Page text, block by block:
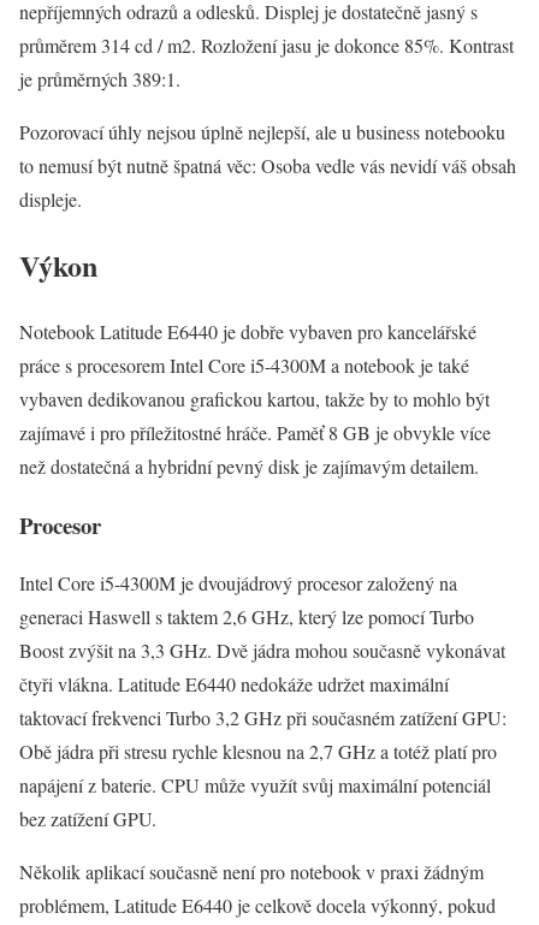
nepříjemných odrazů a odlesků. Displej je dostatečně jasný s
průměrem 314 cd / m2. Rozložení jasu je dokonce 85%. Kontrast
je průměrných 389:1.
Pozorovací úhly nejsou úplně nejlepší, ale u business notebooku
to nemusí být nutně špatná věc: Osoba vedle vás nevidí váš obsah
displeje.
Výkon
Notebook Latitude E6440 je dobře vybaven pro kancelářské
práce s procesorem Intel Core i5-4300M a notebook je také
vybaven dedikovanou grafickou kartou, takže by to mohlo být
zajímavé i pro příležitostné hráče. Paměť 8 GB je obvykle více
než dostatečná a hybridní pevný disk je zajímavým detailem.
Procesor
Intel Core i5-4300M je dvoujádrový procesor založený na
generaci Haswell s taktem 2,6 GHz, který lze pomocí Turbo
Boost zvýšit na 3,3 GHz. Dvě jádra mohou současně vykonávat
čtyři vlákna. Latitude E6440 nedokáže udržet maximální
taktovací frekvenci Turbo 3,2 GHz při současném zatížení GPU:
Obě jádra při stresu rychle klesnou na 2,7 GHz a totéž platí pro
napájení z baterie. CPU může využít svůj maximální potenciál
bez zatížení GPU.
Několik aplikací současně není pro notebook v praxi žádným
problémem, Latitude E6440 je celkově docela výkonný, pokud